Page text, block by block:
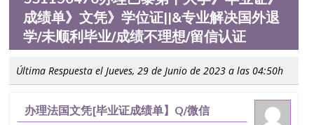
成绩单》文凭》学位证||&专业解决国外退
学/未顺利毕业/成绩不理想/留信认证
Última Respuesta el Jueves, 29 de Junio de 2023 a las 04:50h
办理法国文凭[毕业证成绩单】Q/微信